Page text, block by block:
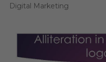
Digital Marketing